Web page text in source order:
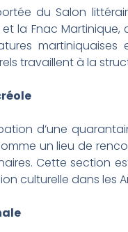
du Salon
la Fnac
martiniquaises
travaillent à la
d’une
un lieu de
Cette section
culturelle dans les